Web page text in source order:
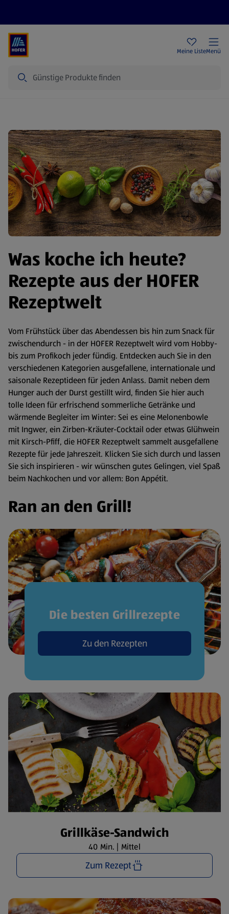
Meine ListeMenü
Was koche ich heute?
Rezepte aus der HOFER
Rezeptwelt
Vom Frühstück über das Abendessen bis hin zum Snack für
zwischendurch - in der HOFER Rezeptwelt wird vom Hobby-
bis zum Profikoch jeder fündig. Entdecken auch Sie in den
verschiedenen Kategorien ausgefallene, internationale und
saisonale Rezeptideen für jeden Anlass. Damit neben dem
Hunger auch der Durst gestillt wird, finden Sie hier auch
tolle Ideen für erfrischend sommerliche Getränke und
wärmende Begleiter im Winter: Sei es eine Melonenbowle
mit Ingwer, ein Zirben-Kräuter-Cocktail oder etwas Glühwein
mit Kirsch-Pfiff, die HOFER Rezeptwelt sammelt ausgefallene
Rezepte für jede Jahreszeit. Klicken Sie sich durch und lassen
Sie sich inspirieren - wir wünschen gutes Gelingen, viel Spaß
beim Nachkochen und vor allem: Bon Appétit.
Ran an den Grill!
Die besten Grillrezepte
Zu den Rezepten
Grillkäse-Sandwich
40 Min. | Mittel
Zum Rezept